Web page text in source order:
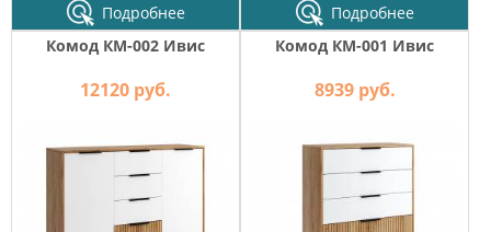
Подробнее
Подробнее
Комод КМ-002 Ивис
12120 руб.
Комод КМ-001 Ивис
8939 руб.